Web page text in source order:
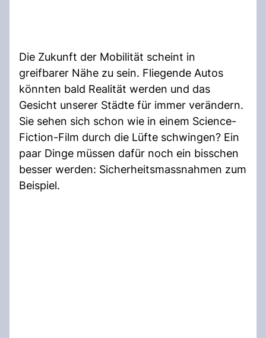
Die Zukunft der Mobilität scheint in
greifbarer Nähe zu sein. Fliegende Autos
könnten bald Realität werden und das
Gesicht unserer Städte für immer verändern.
Sie sehen sich schon wie in einem Science-
Fiction-Film durch die Lüfte schwingen? Ein
paar Dinge müssen dafür noch ein bisschen
besser werden: Sicherheitsmassnahmen zum
Beispiel.